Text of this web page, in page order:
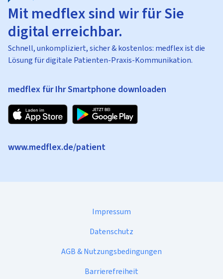
Mit medflex sind wir für Sie
digital erreichbar.
Schnell, unkompliziert, sicher & kostenlos: medflex ist die
Lösung für digitale Patienten-Praxis-Kommunikation.
medflex für Ihr Smartphone downloaden
www.medflex.de/patient
Impressum
Datenschutz
AGB & Nutzungsbedingungen
Barrierefreiheit